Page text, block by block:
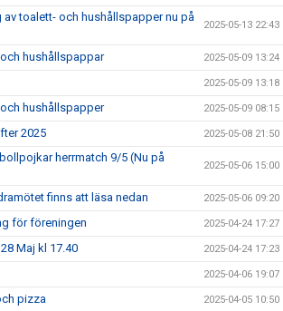
av toalett- och hushållspapper nu på
2025-05-13 22:43
hushållspappar 2025-05-09 13:24
2025-05-09 13:18
hushållspapper 2025-05-09 08:15
2025 2025-05-08 21:50
herrmatch 9/5 (Nu på
2025-05-06 15:00
finns att läsa nedan 2025-05-06 09:20
för föreningen 2025-04-24 17:27
Maj kl 17.40 2025-04-24 17:23
2025-04-06 19:07
pizza 2025-04-05 10:50